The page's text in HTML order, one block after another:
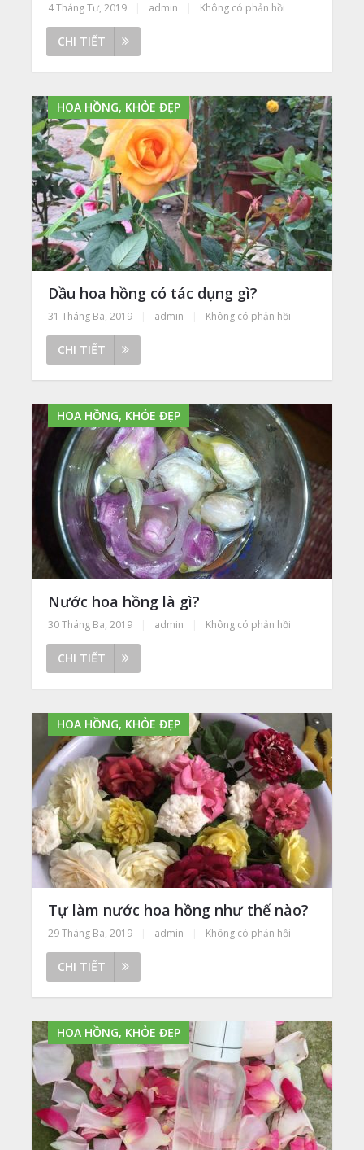
4 Tháng Tư, 2019 admin Không có phản hồi
CHI TIẾT
HOA HỒNG, KHỎE ĐẸP
Dầu hoa hồng có tác dụng gì?
31 Tháng Ba, 2019 admin Không có phản hồi
CHI TIẾT
HOA HỒNG, KHỎE ĐẸP
Nước hoa hồng là gì?
30 Tháng Ba, 2019 admin Không có phản hồi
CHI TIẾT
HOA HỒNG, KHỎE ĐẸP
Tự làm nước hoa hồng như thế nào?
29 Tháng Ba, 2019 admin Không có phản hồi
CHI TIẾT
HOA HỒNG, KHỎE ĐẸP